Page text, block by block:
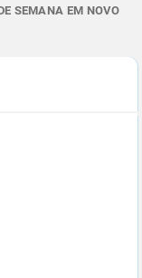
SEMANA EM NOVO